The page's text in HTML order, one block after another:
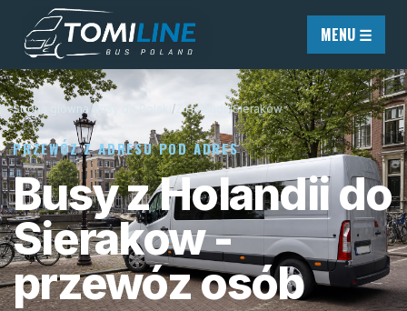
Przejdź do treści
MENU ☰
Strona główna / / Z Holandii/Sieraków
PRZEWÓZ Z ADRESU POD ADRES
Busy z Holandii do
Sierakow -
przewóz osób